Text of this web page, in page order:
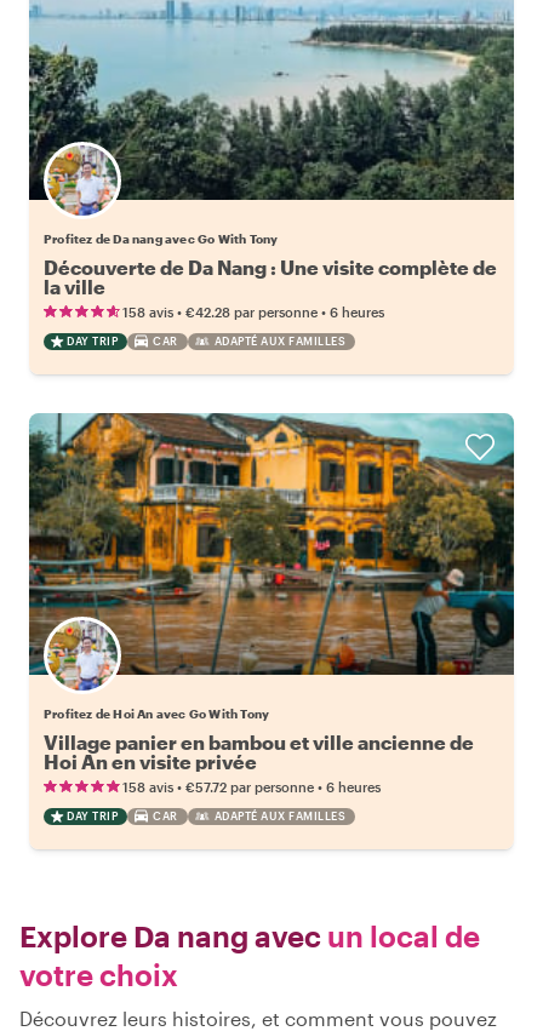
Profitez de Da nang avec Go With Tony
Découverte de Da Nang : Une visite complète de
la ville
158 avis • €42.28 par personne • 6 heures
DAY TRIP CAR ADAPTÉ AUX FAMILLES
Profitez de Hoi An avec Go With Tony
Village panier en bambou et ville ancienne de
Hoi An en visite privée
158 avis • €57.72 par personne • 6 heures
DAY TRIP CAR ADAPTÉ AUX FAMILLES
Explore Da nang avec un local de
votre choix
Découvrez leurs histoires, et comment vous pouvez